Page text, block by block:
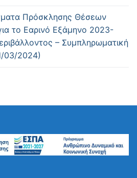
Πρόσκλησης Θέσεων
το Εαρινό Εξάμηνο 2023-
– Συμπληρωματική
03/2024)